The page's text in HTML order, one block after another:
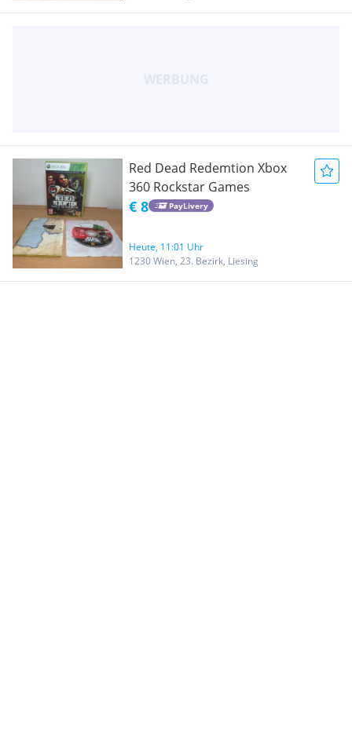
Red Dead Redemtion Xbox
360 Rockstar Games
€ 8 PayLivery
Heute, 11:01 Uhr
1230 Wien, 23. Bezirk, Liesing